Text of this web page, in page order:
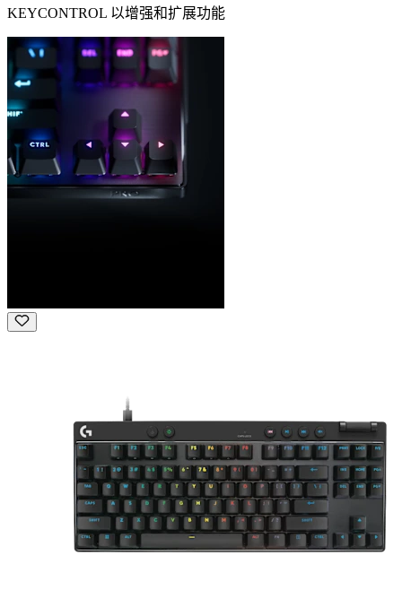
KEYCONTROL 以增强和扩展功能